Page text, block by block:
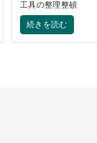
工具の整理整頓
続きを読む